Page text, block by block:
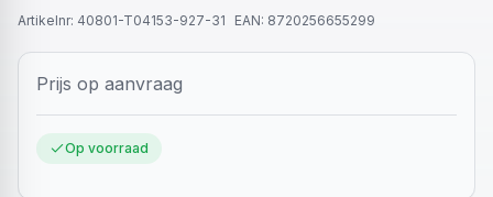
Artikelnr: 40801-T04153-927-31 EAN: 8720256655299
Prijs op aanvraag
Op voorraad